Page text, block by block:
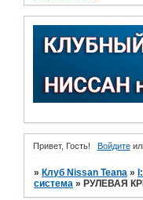
Привет, Гость! Войдите
» Клуб Nissan Teana »
система » РУЛЕВАЯ